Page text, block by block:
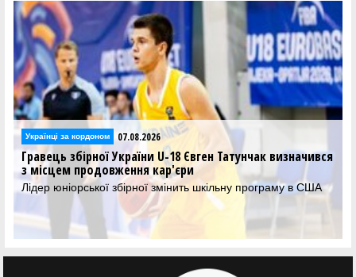
Українці за кордоном 07.08.2026
Гравець збірної України U-18 Євген Татунчак визначився
з місцем продовження кар'єри
Лідер юніорської збірної змінить шкільну програму в США